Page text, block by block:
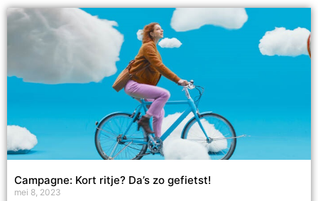
Campagne: Kort ritje? Da’s zo gefietst!
mei 8, 2023